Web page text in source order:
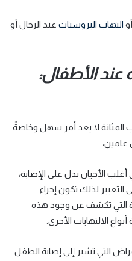
التهاب البروستات عند الرجال أو
عند الأطفال:
المثانة لا يعد أمر سهل وخاصةً
عامين،
الأحيان تدل على الإصابة،
لذلك تكون إجراء
التي تكشف عن وجود هذه
الالتهابات الأخرى.
التي تشير إلى إصابة الطفل